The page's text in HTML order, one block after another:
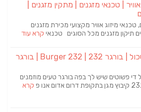
אוויר | טכנאי מזגנים | מתקין מזגנים |
טכנאי מיזוג אוויר מקצועי מכירת מזגנים
תיקון מזגנים מכל הסוגים טכנאי קרא עוד
בורגר באשכול | בורגר 232 | Burger 232 | בורגר
די פשוטים שיש לך בפה בורגר טעים מוזמנים
קרא